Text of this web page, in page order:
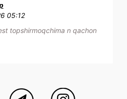
05:12
topshirmoqchima n qachon